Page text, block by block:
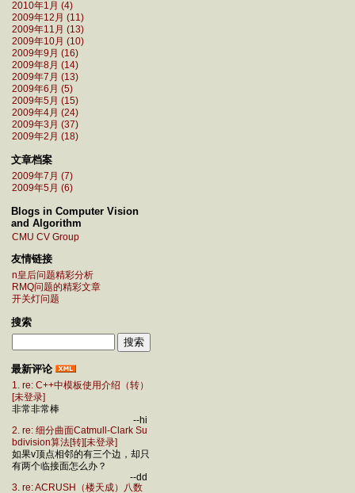
2010年1月 (4)
2009年12月 (11)
2009年11月 (13)
2009年10月 (10)
2009年9月 (16)
2009年8月 (14)
2009年7月 (13)
2009年6月 (5)
2009年5月 (15)
2009年4月 (24)
2009年3月 (37)
2009年2月 (18)
文章档案
2009年7月 (7)
2009年5月 (6)
Blogs in Computer Vision
and Algorithm
CMU CV Group
友情链接
n皇后问题精彩分析
RMQ问题的精彩文章
开关灯问题
搜索
最新评论
1. re: C++中模板使用介绍（转）
[未登录]
非常非常棒
--hi
2. re: 细分曲面Catmull-Clark Su
bdivision算法[转][未登录]
如果v顶点相邻的有三个边，却只
有两个临接面怎么办？
--dd
3. re: ACRUSH（楼天成）八数